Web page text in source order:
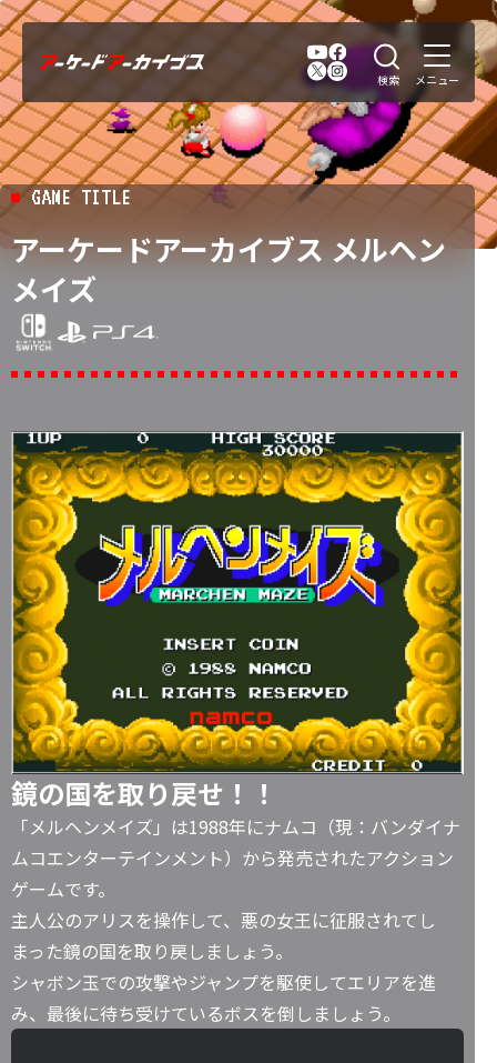
GAME TITLE
アーケードアーカイブス メルヘン
メイズ
鏡の国を取り戻せ！！
「メルヘンメイズ」は1988年にナムコ（現：バンダイナ
ムコエンターテインメント）から発売されたアクション
ゲームです。
主人公のアリスを操作して、悪の女王に征服されてし
まった鏡の国を取り戻しましょう。
シャボン玉での攻撃やジャンプを駆使してエリアを進
み、最後に待ち受けているボスを倒しましょう。